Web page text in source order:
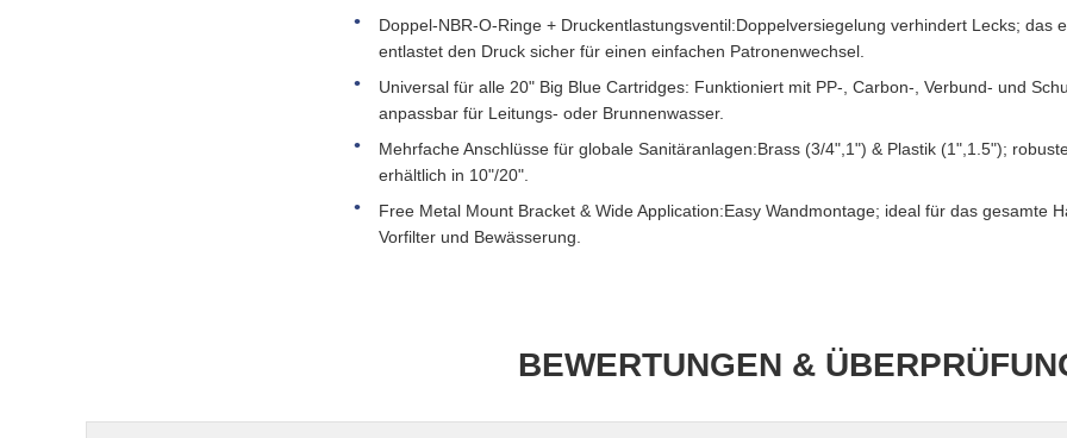
Doppel-NBR-O-Ringe + Druckentlastungsventil:Doppelversiegelung verhindert Lecks; das
entlastet den Druck sicher für einen einfachen Patronenwechsel.
Universal für alle 20" Big Blue Cartridges: Funktioniert mit PP-, Carbon-, Verbund- und
anpassbar für Leitungs- oder Brunnenwasser.
Mehrfache Anschlüsse für globale Sanitäranlagen:Brass (3/4",1") & Plastik (1",1.5");
erhältlich in 10"/20".
Free Metal Mount Bracket & Wide Application:Easy Wandmontage; ideal für das gesamte
Vorfilter und Bewässerung.
BEWERTUNGEN &